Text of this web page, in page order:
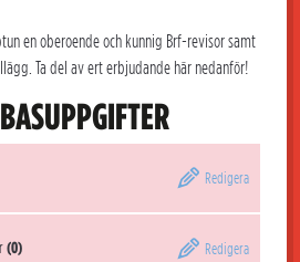
en oberoende och kunnig Brf-revisor samt
Ta del av ert erbjudande här nedanför!
BASUPPGIFTER
Redigera
(0) Redigera